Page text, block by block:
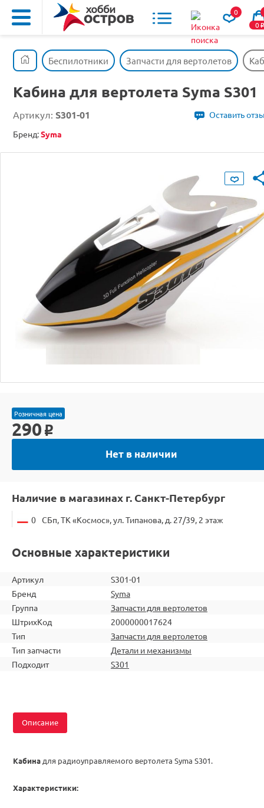
0
0o
Беспилотники Запчасти для вертолетов
Кабина для вертолета Syma S301
Артикул: S301-01
Оставить
Бренд:Syma
Розничная цена
290 o
Нет в наличии
Наличие в магазинах г. Санкт-Петербург
0 СБп, ТК «Космос», ул. Типанова, д. 27/39, 2 этаж
Основные характеристики
Артикул
S301-01
Бренд
Syma
Группа
Запчасти для вертолетов
ШтрихКод
2000000017624
Тип
Запчасти для вертолетов
Тип запчасти
Детали и механизмы
Подходит
S301
Описание
Кабина для радиоуправляемого вертолета Syma S301.
Характеристики: